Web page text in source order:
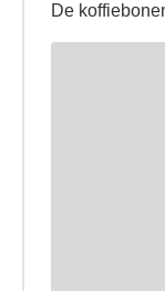
De